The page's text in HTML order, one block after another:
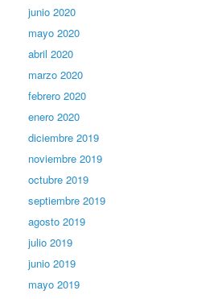
junio 2020
mayo 2020
abril 2020
marzo 2020
febrero 2020
enero 2020
diciembre 2019
noviembre 2019
octubre 2019
septiembre 2019
agosto 2019
julio 2019
junio 2019
mayo 2019